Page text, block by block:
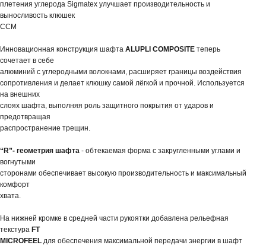
плетения углерода Sigmatex улучшает производительность и
выносливость клюшек
ССМ
Инновационная конструкция шафта ALUPLI COMPOSITE теперь
сочетает в себе
алюминий с углеродными волокнами, расширяет границы воздействия
сопротивления и делает клюшку самой лёгкой и прочной. Используется
на внешних
слоях шафта, выполняя роль защитного покрытия от ударов и
предотвращая
распространение трещин.
“R”- геометрия шафта - обтекаемая форма с закругленными углами и
вогнутыми
сторонами обеспечивает высокую производительность и максимальный
комфорт
хвата.
На нижней кромке в средней части рукоятки добавлена рельефная
текстура FT
MICROFEEL для обеспечения максимальной передачи энергии в шафт